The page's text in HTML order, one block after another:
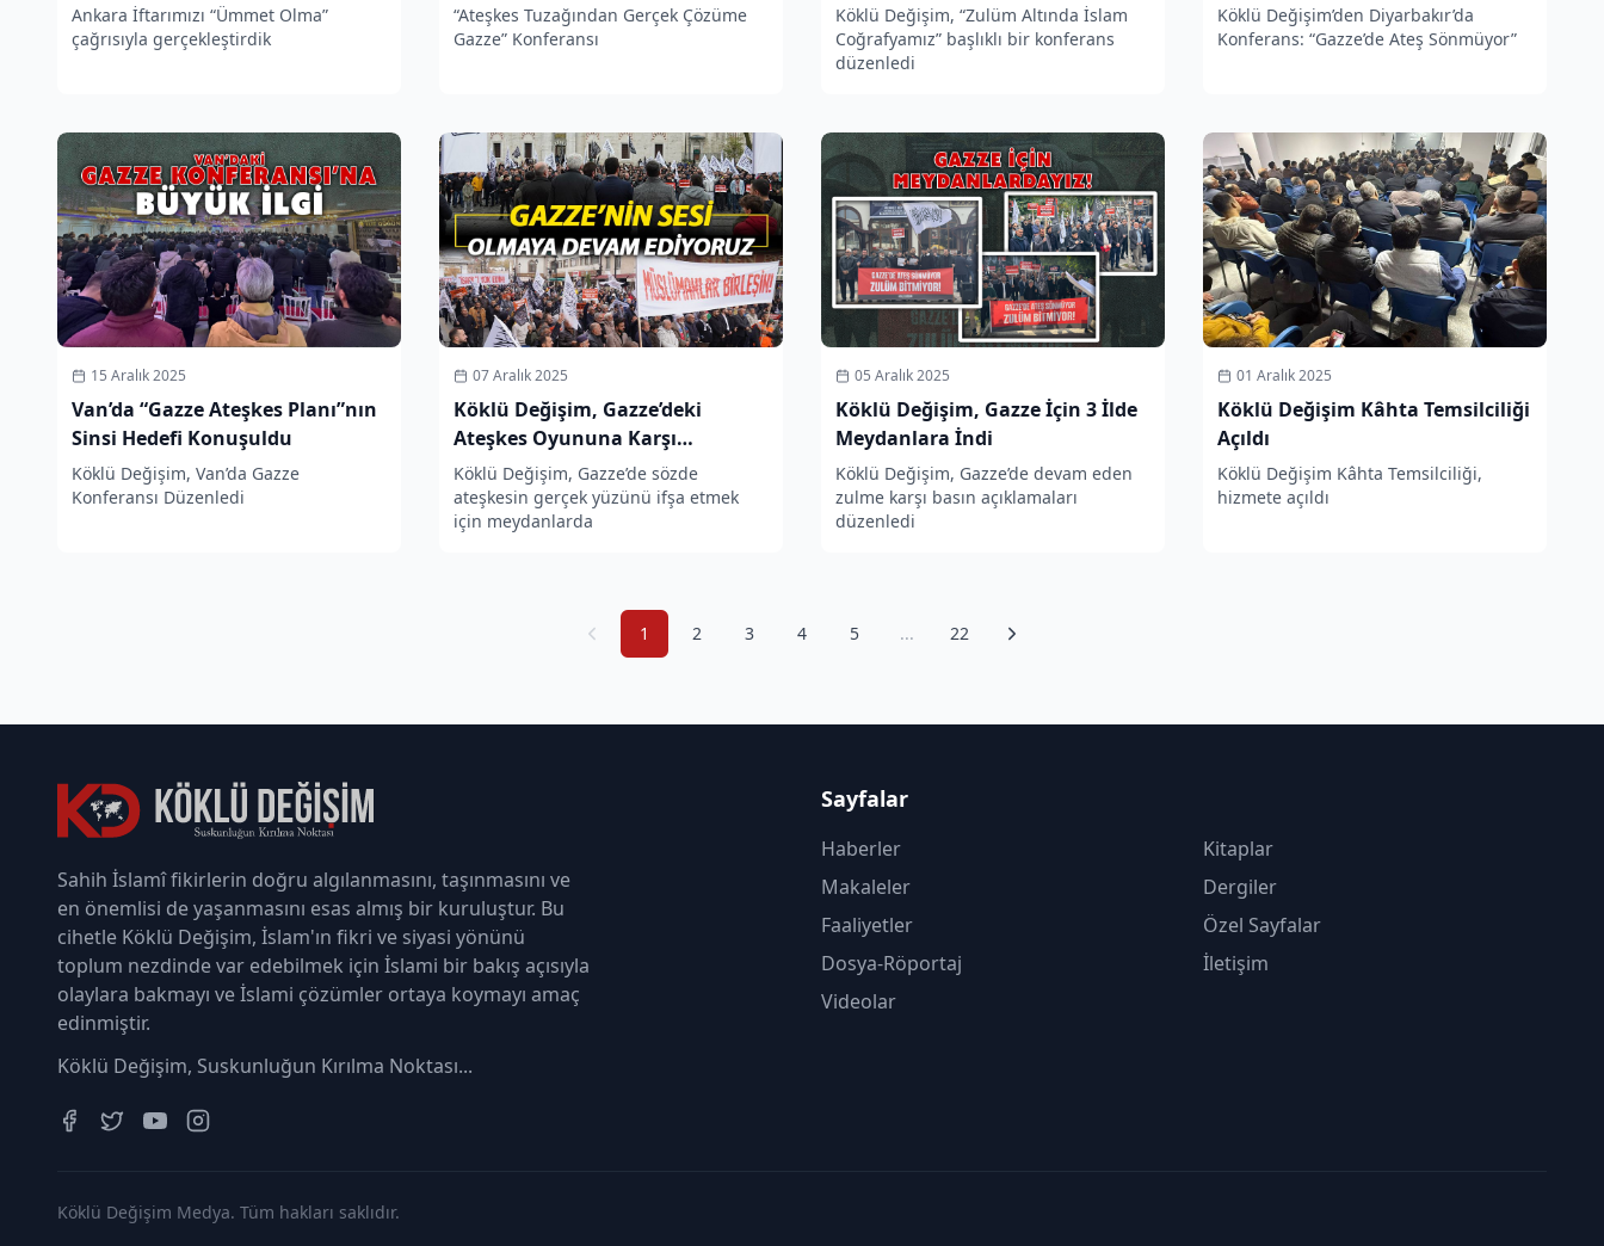
Ankara İftarımızı “Ümmet Olma”
çağrısıyla gerçekleştirdik
Çekildi
“Ateşkes Tuzağından Gerçek Çözüme
Gazze” Konferansı
Coğrafyamız”
Köklü Değişim, “Zulüm Altında İslam
Coğrafyamız” başlıklı bir konferans
düzenledi
Konuşuldu
Köklü Değişim’den Diyarbakır’da
Konferans: “Gazze’de Ateş Sönmüyor”
15 Aralık 2025
Van’da “Gazze Ateşkes Planı”nın
Sinsi Hedefi Konuşuldu
Köklü Değişim, Van’da Gazze
Konferansı Düzenledi
07 Aralık 2025
Köklü Değişim, Gazze’deki
Ateşkes Oyununa Karşı
Meydanlarda
Köklü Değişim, Gazze’de sözde
ateşkesin gerçek yüzünü ifşa etmek
için meydanlarda
05 Aralık 2025
Köklü Değişim, Gazze İçin 3 İlde
Meydanlara İndi
Köklü Değişim, Gazze’de devam eden
zulme karşı basın açıklamaları
düzenledi
01 Aralık 2025
Köklü Değişim Kâhta Temsilciliği
Açıldı
Köklü Değişim Kâhta Temsilciliği,
hizmete açıldı
1 2 3 4 5 ... 22
Sahih İslamî fikirlerin doğru algılanmasını, taşınmasını ve
en önemlisi de yaşanmasını esas almış bir kuruluştur. Bu
cihetle Köklü Değişim, İslam'ın fikri ve siyasi yönünü
toplum nezdinde var edebilmek için İslami bir bakış açısıyla
olaylara bakmayı ve İslami çözümler ortaya koymayı amaç
edinmiştir.
Köklü Değişim, Suskunluğun Kırılma Noktası...
Sayfalar
Haberler
Makaleler
Faaliyetler
Dosya-Röportaj
Videolar
Kitaplar
Dergiler
Özel Sayfalar
İletişim
Köklü Değişim Medya. Tüm hakları saklıdır.